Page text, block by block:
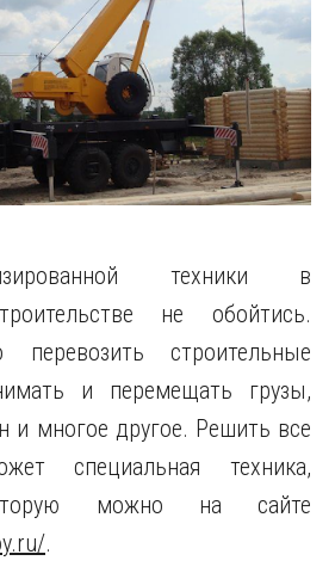
техники в
не обойтись.
перевозить строительные
и перемещать грузы,
и многое другое. Решить все
специальная техника,
можно на сайте
.